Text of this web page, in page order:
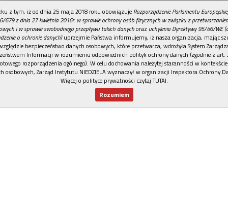
REKLAMA
z tym, iż od dnia 25 maja 2018 roku obowiązuje Rozporządzenie Parlamentu
679 z dnia 27 kwietnia 2016r. w sprawie ochrony osób fizycznych w związku z
i w sprawie swobodnego przepływu takich danychoraz uchylenia Dyrektywy 95/46/WE
o ochronie danych)uprzejmie Państwa informujemy, iż nasza organizacja, mając
bezpieczeństwo danych osobowych, które przetwarza, wdrożyła System
Informacji w rozumieniu odpowiednich polityk ochrony danych (zgodnie z art.
rozporządzenia ogólnego). W celu dochowania należytej staranności w
osobowych, Zarząd Instytutu NIEDZIELA wyznaczył w organizacji Inspektora Ochrony
Więcej o polityce prywatności czytaj TUTAJ.
Rozumiem